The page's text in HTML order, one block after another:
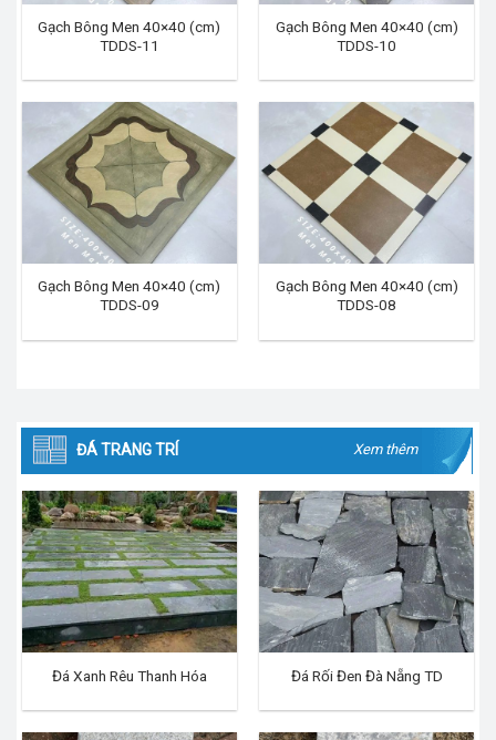
Gạch Bông Men 40×40 (cm)
TDDS-11
Gạch Bông Men 40×40 (cm)
TDDS-10
Gạch Bông Men 40×40 (cm)
TDDS-09
Gạch Bông Men 40×40 (cm)
TDDS-08
ĐÁ TRANG TRÍ Xem thêm
Đá Xanh Rêu Thanh Hóa Đá Rối Đen Đà Nẵng TD